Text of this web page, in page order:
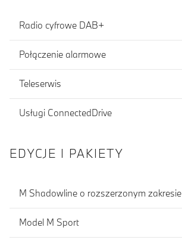
Radio cyfrowe DAB+
Połączenie alarmowe
Teleserwis
Usługi ConnectedDrive
EDYCJE I PAKIETY
M Shadowline o rozszerzonym zakresie
Model M Sport